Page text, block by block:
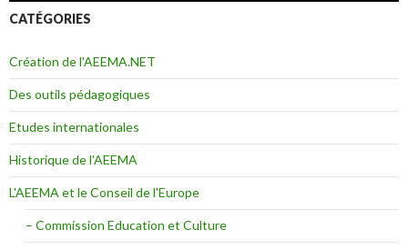
CATÉGORIES
Création de l'AEEMA.NET
Des outils pédagogiques
Etudes internationales
Historique de l'AEEMA
L'AEEMA et le Conseil de l'Europe
– Commission Education et Culture